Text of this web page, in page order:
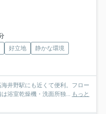
好立地
静かな環境
井野駅にも近くて便利。フロー
浴室乾燥機・洗面所独... もっと